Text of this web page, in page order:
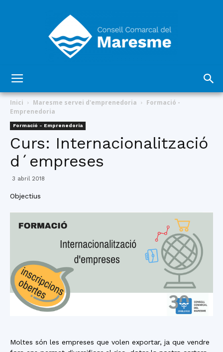
Inici Maresme servei d'emprenedoria
Formació -
Emprenedoria
Formació - Emprenedoria
Curs: Internacionalització
d´empreses
3 abril 2018
Objectius
Moltes són les empreses que volen exportar, ja que vendre